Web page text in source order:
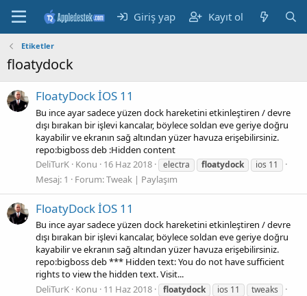
Giriş yap Kayıt ol
Etiketler
floatydock
FloatyDock İOS 11
Bu ince ayar sadece yüzen dock hareketini etkinleştiren / devre
dışı bırakan bir işlevi kancalar, böylece soldan eve geriye doğru
kayabilir ve ekranın sağ altından yüzer havuza erişebilirsiniz.
repo:bigboss deb :Hidden content
DeliTurK Konu 16 Haz 2018 electra floatydock ios 11
Mesaj: 1 Forum:Tweak | Paylaşım
FloatyDock İOS 11
Bu ince ayar sadece yüzen dock hareketini etkinleştiren / devre
dışı bırakan bir işlevi kancalar, böylece soldan eve geriye doğru
kayabilir ve ekranın sağ altından yüzer havuza erişebilirsiniz.
repo:bigboss deb *** Hidden text: You do not have sufficient
rights to view the hidden text. Visit...
DeliTurK Konu 11 Haz 2018 floatydock ios 11 tweaks